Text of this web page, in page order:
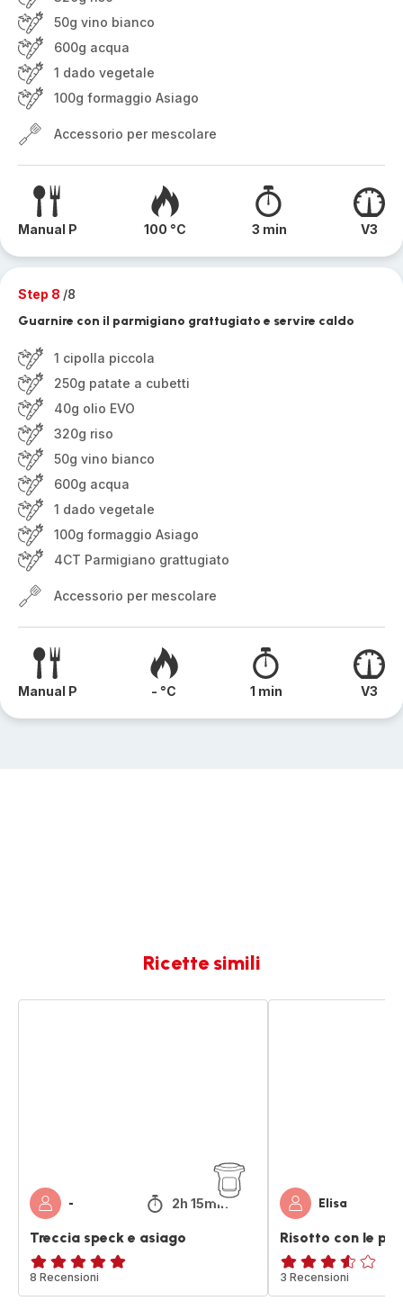
50g vino bianco
600g acqua
1 dado vegetale
100g formaggio Asiago
Accessorio per mescolare
Manual P 100 °C 3 min V3
Step 8 /8
Guarnire con il parmigiano grattugiato e servire caldo
1 cipolla piccola
250g patate a cubetti
40g olio EVO
320g riso
50g vino bianco
600g acqua
1 dado vegetale
100g formaggio Asiago
4CT Parmigiano grattugiato
Accessorio per mescolare
Manual P - °C 1 min V3
Ricette simili
- 2h 15min
Treccia speck e asiago
ratings.4.9
8 Recensioni
Elisa
Risotto con le
ratings.3.5
3 Recensioni